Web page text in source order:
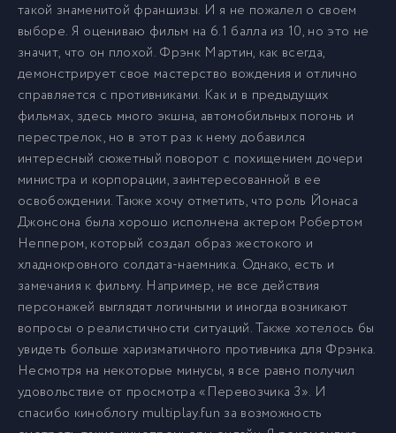
такой знаменитой франшизы. И я не пожалел о своем
выборе. Я оцениваю фильм на 6.1 балла из 10, но это не
значит, что он плохой. Фрэнк Мартин, как всегда,
демонстрирует свое мастерство вождения и отлично
справляется с противниками. Как и в предыдущих
фильмах, здесь много экшна, автомобильных погонь и
перестрелок, но в этот раз к нему добавился
интересный сюжетный поворот с похищением дочери
министра и корпорации, заинтересованной в ее
освобождении. Также хочу отметить, что роль Йонаса
Джонсона была хорошо исполнена актером Робертом
Неппером, который создал образ жестокого и
хладнокровного солдата-наемника. Однако, есть и
замечания к фильму. Например, не все действия
персонажей выглядят логичными и иногда возникают
вопросы о реалистичности ситуаций. Также хотелось бы
увидеть больше харизматичного противника для Фрэнка.
Несмотря на некоторые минусы, я все равно получил
удовольствие от просмотра «Перевозчика 3». И
спасибо киноблогу multiplay.fun за возможность